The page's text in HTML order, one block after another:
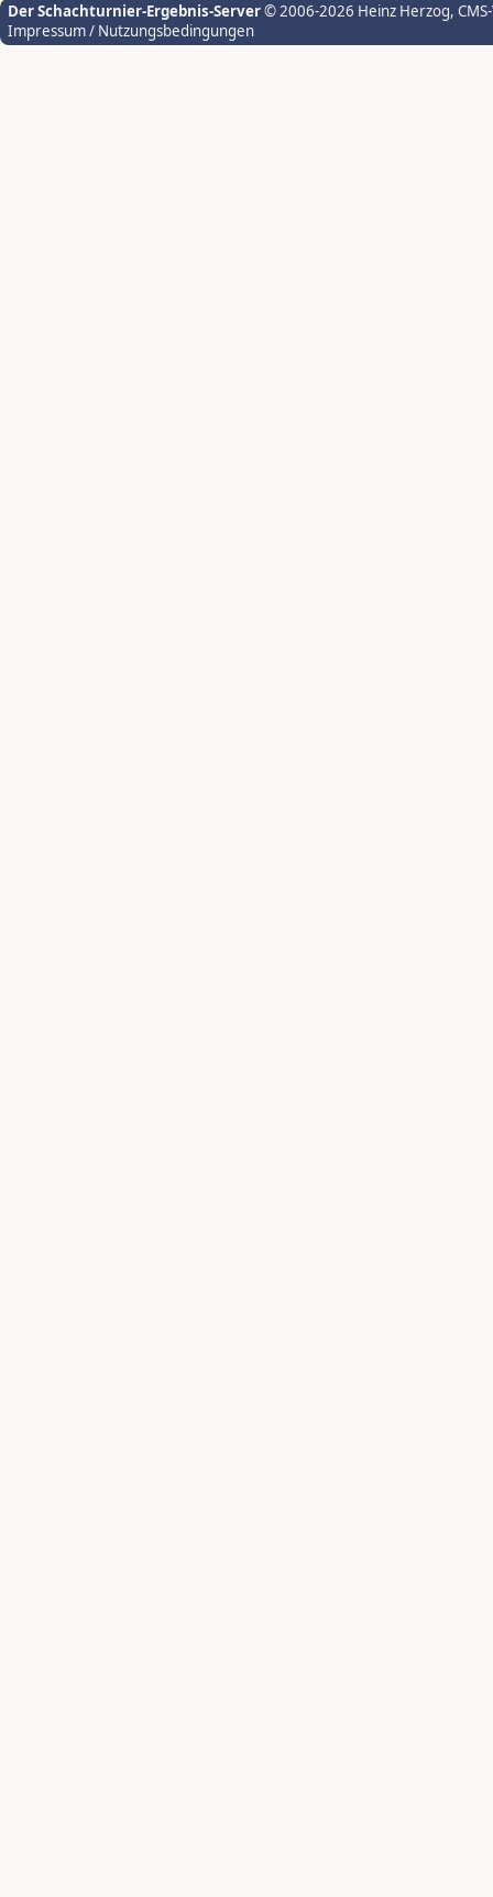
Der Schachturnier-Ergebnis-Server© 2006-2026 Heinz Herzog,
Impressum / Nutzungsbedingungen